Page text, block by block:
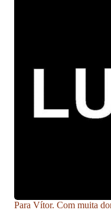
Para Vítor. Com muita